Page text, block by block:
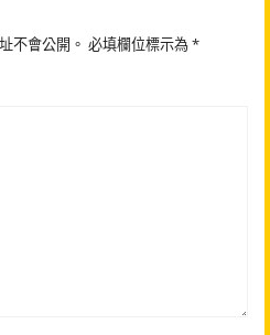
不會公開。 必填欄位標示為*